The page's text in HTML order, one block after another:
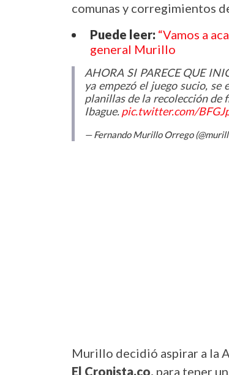
comunas y corregimientos
Puede leer: “Vamos a
general Murillo
AHORA SI PARECE QUE
ya empezó el juego sucio,
planillas de la recolección de
Ibague.pic.twitter.com/
— Fernando Murillo Orrego
Murillo decidió aspirar a la
El Cronista.co, para tener